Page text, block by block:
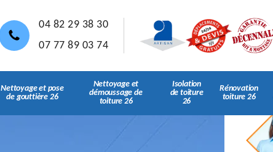
04 82 29 38 30
07 77 89 03 74
Nettoyage et pose
de gouttière 26
Nettoyage et
démoussage de
toiture 26
Isolation
de toiture
26
Rénovation
toiture 26